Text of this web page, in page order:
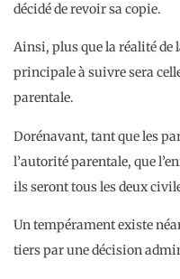
décidé de revoir sa copie.
Ainsi, plus que la réalité de
principale à suivre sera
parentale.
Dorénavant, tant que les
l’autorité parentale, que
ils seront tous les deux
Un tempérament existe
tiers par une décision